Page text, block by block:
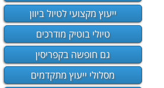
ייעוץ מקצועי לטיול ביוון
טיולי בוטיק מודרכים
גם חופשה בקפריסין
מסלולי ייעוץ מתקדמים